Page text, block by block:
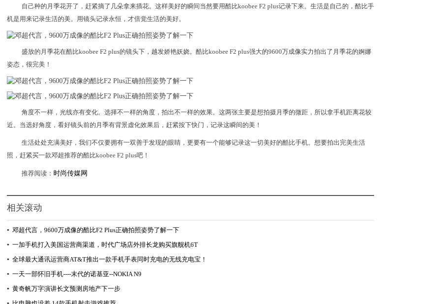
自己种的月季花开了，赶紧摘了几朵拿来插花。这样美好的瞬间当然要用酷比koobee F2 plus记录下来。生活是自己的，酷比手
机是用来记录生活的美。用镜头记录永恒，才倍觉生活的美好。
盛放的月季花在酷比koobee F2 plus的镜头下，越发娇艳妖娆。酷比koobee F2 plus强大的9600万成像实力拍出了月季花的婀娜
姿态，很完美！
角度不一样，光线亦有变化。选择不一样的角度，拍出不一样的效果。这两张主要是想拍摄月季的微距，所以拿手机距离花较
近。当选好角度，看好镜头前的月季有背景虚化效果后，赶紧按下快门，记录这瞬间的美！
生活处处充满美好，我们不仅要拥有一双善于发现的眼睛，更要有一个能够记录这一切美好的酷比手机。想要拍出完美生活
照，赶紧买一款邓超推荐的酷比koobee F2 plus吧！
推荐阅读： 时尚传媒网
相关滚动
▪ 邓超代言，9600万成像的酷比F2 Plus正确拍照姿势了解一下
▪ 一加手机打入美国运营商渠道，时代广场店外排长龙购买旗舰机6T
▪ 全球最大通讯运营商AT&T推出一款手机手表同时充电的无线充电宝！
▪ 一天一部怀旧手机----末代的诺基亚--NOKIA N9
▪ 黄奇帆万字演讲长文预测房地产下一步